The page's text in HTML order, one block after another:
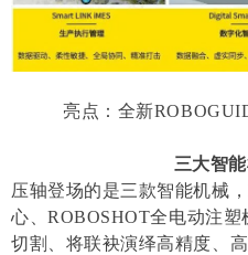
亮点：全新
三大智
压轴登场的是三款智能机械
心、ROBOSHOT全电动注
切割、将联袂演绎高精度、